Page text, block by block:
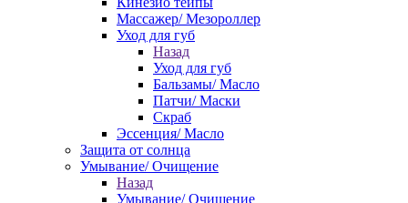
Массажер/ Мезороллер
Уход для губ
Назад
Уход для губ
Бальзамы/ Масло
Патчи/ Маски
Скраб
Эссенция/ Масло
Защита от солнца
Умывание/ Очищение
Назад
Умывание/ Очищение